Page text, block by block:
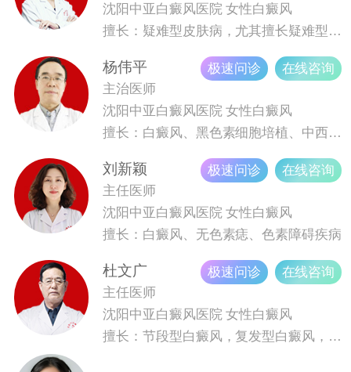
癜风患者提供健康服务。沈阳中亚白癜风医院强势入驻挂号
平台“健康160”“健康之路”优质白癜风专业挂号平台，直接进
就医时间！
沈阳中亚白癜风医院女性白癜风
擅长：疑难型皮肤病，尤其擅长疑难型、久治不愈型白癜风诊疗。
杨伟平
主治医师
沈阳中亚白癜风医院女性白癜风
擅长：白癜风、黑色素细胞培植、中西医结合治疗白癜风
极速问诊 在线咨询
刘新颖
主任医师
沈阳中亚白癜风医院女性白癜风
擅长：白癜风、无色素痣、色素障碍疾病
极速问诊 在线咨询
杜文广
主任医师
沈阳中亚白癜风医院女性白癜风
擅长：节段型白癜风，复发型白癜风，青少儿白癜风
极速问诊 在线咨询